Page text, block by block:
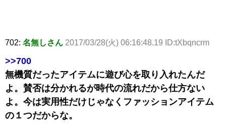
702: 名無しさん 2017/03/28(火) 06:16:48.19 ID:tXbqncrm
>>700
無機質だったアイテムに遊び心を取り入れたんだ
よ。賛否は分かれるが時代の流れだから仕方ない
よ。今は実用性だけじゃなくファッションアイテム
の１つだからな。